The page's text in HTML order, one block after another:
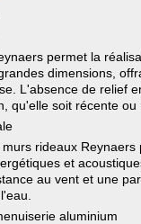
permet la
dimensions,
L'absence de relief
qu'elle soit récente ou
rideaux Reynaers
et
au vent et une
aluminium